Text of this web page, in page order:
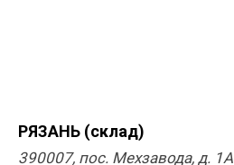
РЯЗАНЬ (склад)
390007, пос. Мехзавода, д. 1А